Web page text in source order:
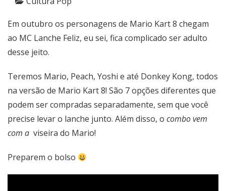
Em outubro os personagens de Mario Kart 8 chegam
ao MC Lanche Feliz, eu sei, fica complicado ser adulto
desse jeito.
Teremos Mario, Peach, Yoshi e até Donkey Kong, todos
na versão de Mario Kart 8! São 7 opções diferentes que
podem ser compradas separadamente, sem que você
precise levar o lanche junto. Além disso, o combo vem
com a viseira do Mario!
Preparem o bolso